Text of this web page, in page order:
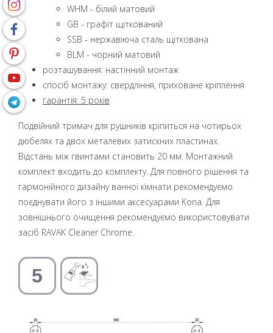
WHM - білий матовий
GB - графіт щіткований
SSB - нержавіюча сталь щіткована
BLM - чорний матовий
розташування: настінний монтаж
спосіб монтажу: свердління, приховане кріплення
гарантія: 5 років
Подвійний тримач для рушників кріпиться на чотирьох
дюбелях та двох металевих затискних пластинах.
Відстань між гвинтами становить 20 мм. Монтажний
комплект входить до комплекту. Для повного рішення та
гармонійного дизайну ванної кімнати рекомендуємо
поєднувати його з іншими аксесуарами Kona. Для
зовнішнього очищення рекомендуємо використовувати
засіб RAVAK Cleaner Chrome.